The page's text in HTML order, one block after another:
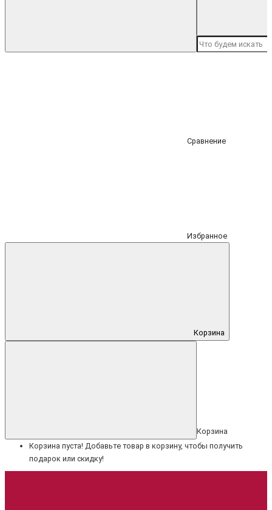
Сравнение
Избранное
Корзина
Корзина
Корзина пуста! Добавьте товар в корзину, чтобы получить
подарок или скидку!